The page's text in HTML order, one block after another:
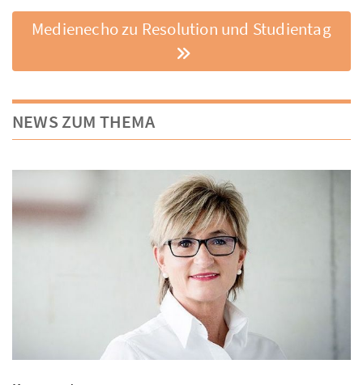
Medienecho zu Resolution und Studientag
NEWS ZUM THEMA